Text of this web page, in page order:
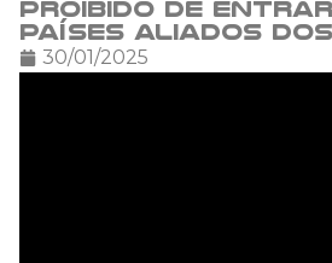
proibido de
países aliados dos
30/01/2025